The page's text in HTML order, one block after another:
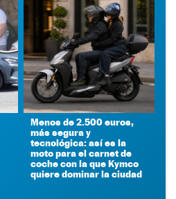
Menos de 2.500 euros,
más segura y
tecnológica: así es la
moto para el carnet de
coche con la que Kymco
quiere dominar la ciudad